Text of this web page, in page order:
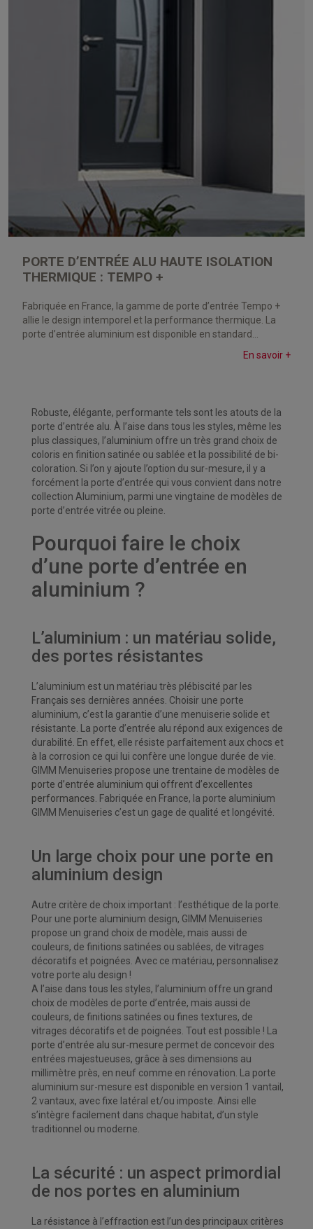
PORTE D’ENTRÉE ALU HAUTE ISOLATION
THERMIQUE : TEMPO +
Fabriquée en France, la gamme de porte d’entrée Tempo +
allie le design intemporel et la performance thermique. La
porte d’entrée aluminium est disponible en standard...
En savoir +
Robuste, élégante, performante tels sont les atouts de la
porte d’entrée alu. À l’aise dans tous les styles, même les
plus classiques, l’aluminium offre un très grand choix de
coloris en finition satinée ou sablée et la possibilité de bi-
coloration. Si l’on y ajoute l’option du sur-mesure, il y a
forcément la porte d’entrée qui vous convient dans notre
collection Aluminium, parmi une vingtaine de modèles de
porte d’entrée vitrée ou pleine.
Pourquoi faire le choix
d’une porte d’entrée en
aluminium ?
L’aluminium : un matériau solide,
des portes résistantes
L’aluminium est un matériau très plébiscité par les
Français ses dernières années. Choisir une porte
aluminium, c’est la garantie d’une menuiserie solide et
résistante. La porte d’entrée alu répond aux exigences de
durabilité. En effet, elle résiste parfaitement aux chocs et
à la corrosion ce qui lui confère une longue durée de vie.
GIMM Menuiseries propose une trentaine de modèles de
porte d’entrée aluminium qui offrent d’excellentes
performances. Fabriquée en France, la porte aluminium
GIMM Menuiseries c’est un gage de qualité et longévité.
Un large choix pour une porte en
aluminium design
Autre critère de choix important : l’esthétique de la porte.
Pour une porte aluminium design, GIMM Menuiseries
propose un grand choix de modèle, mais aussi de
couleurs, de finitions satinées ou sablées, de vitrages
décoratifs et poignées. Avec ce matériau, personnalisez
votre porte alu design !
A l’aise dans tous les styles, l’aluminium offre un grand
choix de modèles de porte d’entrée, mais aussi de
couleurs, de finitions satinées ou fines textures, de
vitrages décoratifs et de poignées. Tout est possible ! La
porte d’entrée alu sur-mesure permet de concevoir des
entrées majestueuses, grâce à ses dimensions au
millimètre près, en neuf comme en rénovation. La porte
aluminium sur-mesure est disponible en version 1 vantail,
2 vantaux, avec fixe latéral et/ou imposte. Ainsi elle
s’intègre facilement dans chaque habitat, d’un style
traditionnel ou moderne.
La sécurité : un aspect primordial
de nos portes en aluminium
La résistance à l’effraction est l’un des principaux critères